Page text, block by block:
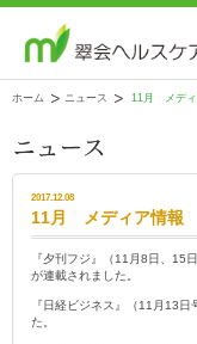
ホーム ニュース 11月 メディ
2017.12.08
11月 メディア情報
『夕刊フジ』（11月8日、
が連載されました。
『日経ビジネス』（11月13
た。